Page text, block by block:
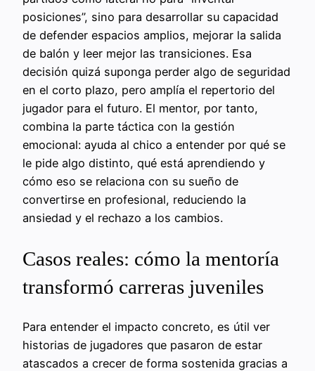
posiciones”, sino para desarrollar su capacidad
de defender espacios amplios, mejorar la salida
de balón y leer mejor las transiciones. Esa
decisión quizá suponga perder algo de seguridad
en el corto plazo, pero amplía el repertorio del
jugador para el futuro. El mentor, por tanto,
combina la parte táctica con la gestión
emocional: ayuda al chico a entender por qué se
le pide algo distinto, qué está aprendiendo y
cómo eso se relaciona con su sueño de
convertirse en profesional, reduciendo la
ansiedad y el rechazo a los cambios.
Casos reales: cómo la mentoría
transformó carreras juveniles
Para entender el impacto concreto, es útil ver
historias de jugadores que pasaron de estar
atascados a crecer de forma sostenida gracias a